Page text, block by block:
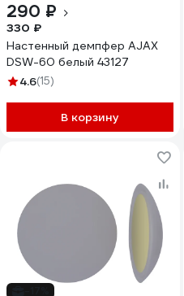
290 ₽
330 ₽
Настенный демпфер AJAX
DSW-60 белый 43127
4.6(15)
В корзину